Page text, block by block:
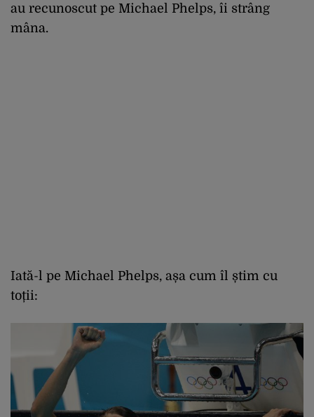
au recunoscut pe Michael Phelps, îi strâng
mâna.
Iată-l pe Michael Phelps, așa cum îl știm cu
toții: